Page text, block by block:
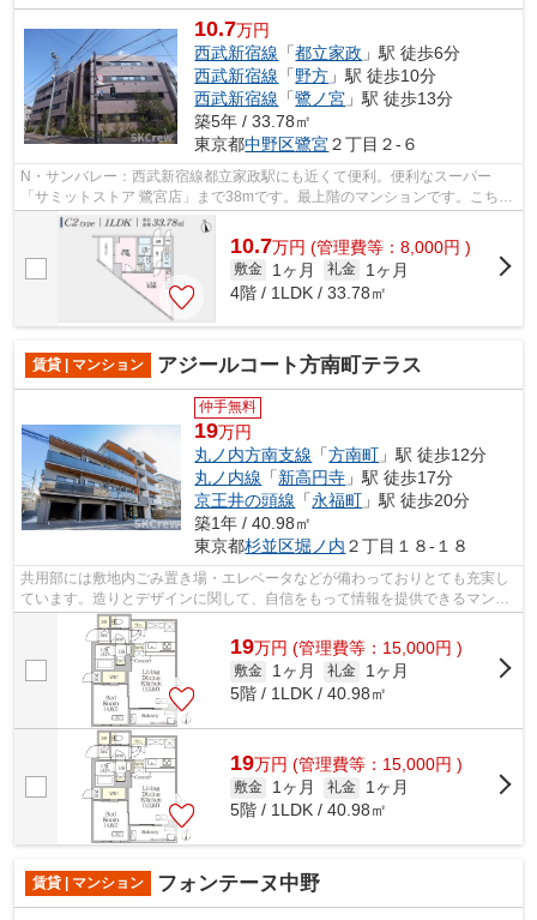
10.7万円
西武新宿線 「都立家政 」駅 徒歩6分
西武新宿線 「野方 」駅 徒歩10分
西武新宿線 「鷺ノ宮 」駅 徒歩13分
築5年 / 33.78㎡
東京都中野区鷺宮２丁目２-６
N・サンバレー：西武新宿線都立家政駅にも近くて便利。便利なスーパー
「サミットストア 鷺宮店」まで38mです。最上階のマンションです。こちら
の物件はマンションです。SKCrewには、中...
10.7万円 (管理費等：8,000円 )
敷金 1ヶ月 礼金
1ヶ月
4階 / 1LDK / 33.78㎡
賃貸 | マンション アジールコート方南町テラス
仲手無料
19万円
丸ノ内方南支線 「方南町 」駅 徒歩12分
丸ノ内線 「新高円寺 」駅 徒歩17分
京王井の頭線 「永福町 」駅 徒歩20分
築1年 / 40.98㎡
東京都杉並区堀ノ内 ２丁目１８-１８
共用部には敷地内ごみ置き場・エレベータなどが備わっておりとても充実し
ています。造りとデザインに関して、自信をもって情報を提供できるマンシ
ョンです。こちらは初期費用をカード...
19万円 (管理費等：15,000円 )
敷金 1ヶ月 礼金
1ヶ月
5階 / 1LDK / 40.98㎡
19万円 (管理費等：15,000円 )
敷金 1ヶ月 礼金
1ヶ月
5階 / 1LDK / 40.98㎡
賃貸 | マンション フォンテーヌ中野